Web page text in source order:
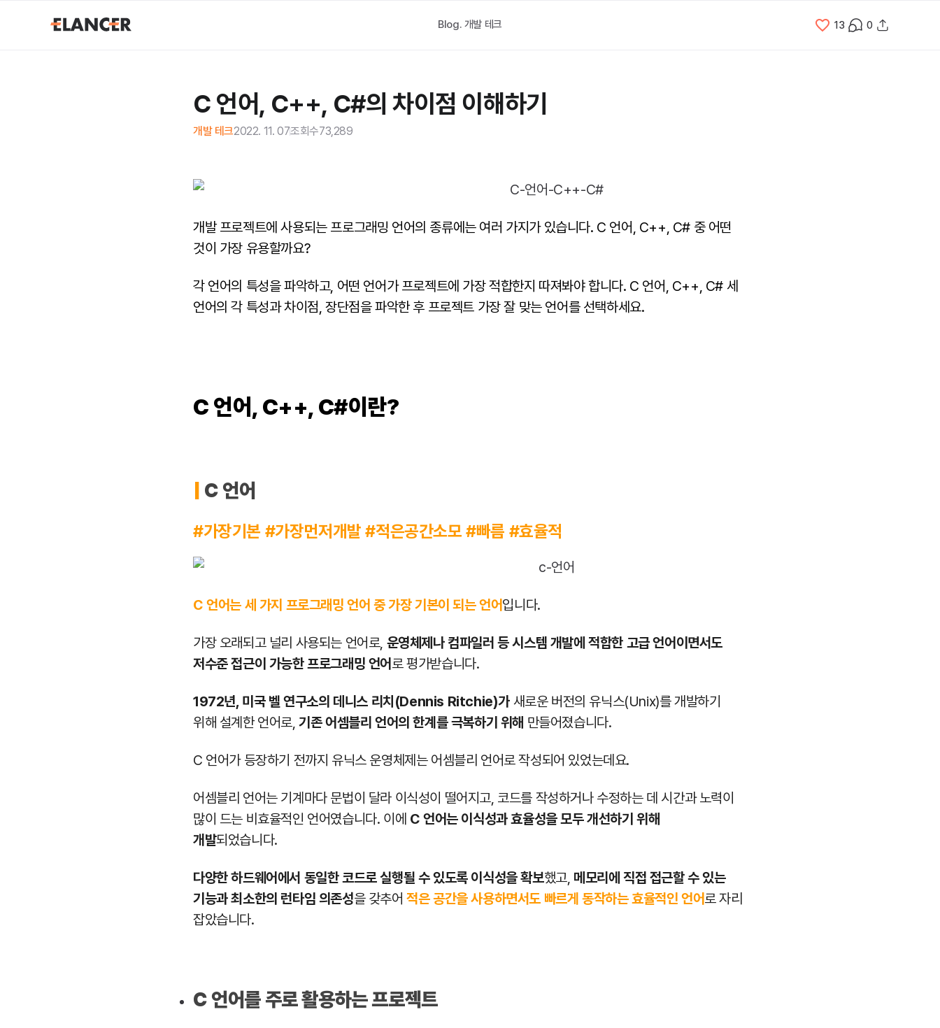
Blog. 개발 테크 13 0
C 언어, C++, C#의 차이점 이해하기
개발 테크2022. 11. 07조회수73,289
개발 프로젝트에 사용되는 프로그래밍 언어의 종류에는 여러 가지가 있습니다. C 언어, C++, C# 중 어떤
것이 가장 유용할까요?
각 언어의 특성을 파악하고, 어떤 언어가 프로젝트에 가장 적합한지 따져봐야 합니다. C 언어, C++, C# 세
언어의 각 특성과 차이점, 장단점을 파악한 후 프로젝트 가장 잘 맞는 언어를 선택하세요.
C 언어, C++, C#이란?
C 언어
#가장기본 #가장먼저개발 #적은공간소모 #빠름 #효율적
C 언어는 세 가지 프로그래밍 언어 중 가장 기본이 되는 언어입니다.
가장 오래되고 널리 사용되는 언어로, 운영체제나 컴파일러 등 시스템 개발에 적합한 고급 언어이면서도
저수준 접근이 가능한 프로그래밍 언어 로 평가받습니다.
1972년, 미국 벨 연구소의 데니스 리치(Dennis Ritchie)가 새로운 버전의 유닉스(Unix)를 개발하기
위해 설계한 언어로,기존 어셈블리 언어의 한계를 극복하기 위해 만들어졌습니다.
C 언어가 등장하기 전까지 유닉스 운영체제는 어셈블리 언어로 작성되어 있었는데요.
어셈블리 언어는 기계마다 문법이 달라 이식성이 떨어지고, 코드를 작성하거나 수정하는 데 시간과 노력이
많이 드는 비효율적인 언어였습니다. 이에 C 언어는 이식성과 효율성을 모두 개선하기 위해
개발되었습니다.
다양한 하드웨어에서 동일한 코드로 실행될 수 있도록 이식성을 확보했고, 메모리에 직접 접근할 수 있는
기능과 최소한의 런타임 의존성을 갖추어적은 공간을 사용하면서도 빠르게 동작하는 효율적인 언어로 자리
잡았습니다.
C 언어를 주로 활용하는 프로젝트